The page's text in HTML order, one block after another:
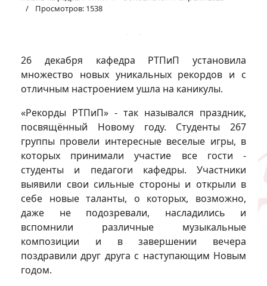
Просмотров: 1538
26 декабря кафедра РТПиП установила
множество новых уникальных рекордов и с
отличным настроением ушла на каникулы.
«Рекорды РТПиП» - так назывался праздник,
посвящённый Новому году. Студенты 267
группы провели интересные веселые игры, в
которых принимали участие все гости -
студенты и педагоги кафедры. Участники
выявили свои сильные стороны и открыли в
себе новые таланты, о которых, возможно,
даже не подозревали, насладились и
вспомнили различные музыкальные
композиции и в завершении вечера
поздравили друг друга с наступающим Новым
годом.